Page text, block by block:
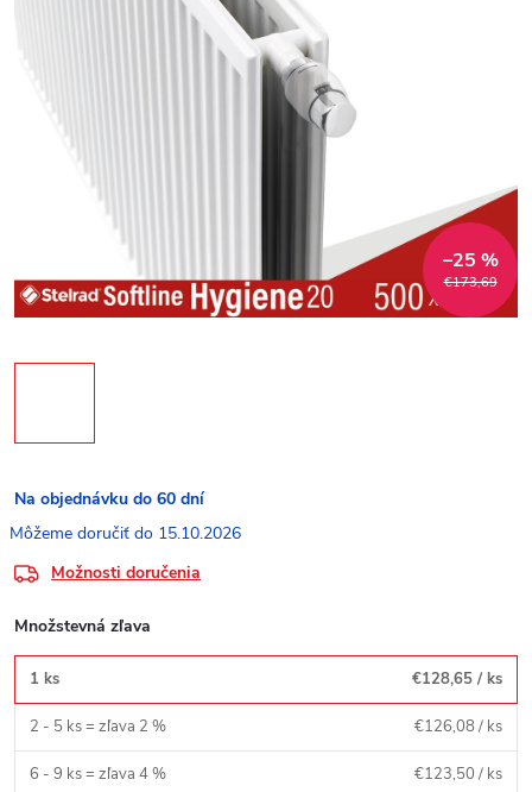
€173,69
–25 %
Na objednávku do 60 dní
15.10.2026
Možnosti doručenia
Množstevná zľava
1 ks €128,65 / ks
2 - 5 ks = zľava 2 % €126,08 / ks
6 - 9 ks = zľava 4 % €123,50 / ks